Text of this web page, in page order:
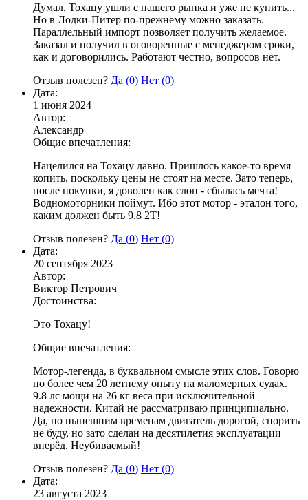
Думал, Тохацу ушли с нашего рынка и уже не купить...
Но в Лодки-Питер по-прежнему можно заказать.
Параллельный импорт позволяет получить желаемое.
Заказал и получил в оговоренные с менеджером сроки,
как и договорились. Работают честно, вопросов нет.
Отзыв полезен? Да (0) Нет (0)
Дата:
1 июня 2024
Автор:
Александр
Общие впечатления:
Нацелился на Тохацу давно. Пришлось какое-то время
копить, поскольку цены не стоят на месте. Зато теперь,
после покупки, я доволен как слон - сбылась мечта!
Водномоторники поймут. Ибо этот мотор - эталон того,
каким должен быть 9.8 2Т!
Отзыв полезен? Да (0) Нет (0)
Дата:
20 сентября 2023
Автор:
Виктор Петрович
Достоинства:
Это Тохацу!
Общие впечатления:
Мотор-легенда, в буквальном смысле этих слов. Говорю
по более чем 20 летнему опыту на маломерных судах.
9.8 лс мощи на 26 кг веса при исключительной
надежности. Китай не рассматриваю принципиально.
Да, по нынешним временам двигатель дорогой, спорить
не буду, но зато сделан на десятилетия эксплуатации
вперёд. Неубиваемый!
Отзыв полезен? Да (0) Нет (0)
Дата:
23 августа 2023